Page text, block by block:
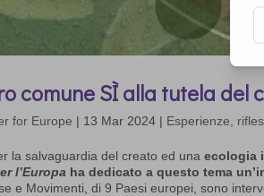
comune SÌ alla tutela del
for Europe | 13 Mar 2024 | Esperienze,
la salvaguardia del creato ed unaecologia
l’Europa ha dedicato a questo tema
e Movimenti, di 9 Paesi europei, sono